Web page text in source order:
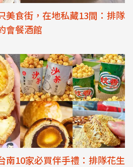
美食街，在地私藏13間：排隊
會餐酒館
南10家必買伴手禮：排隊花生